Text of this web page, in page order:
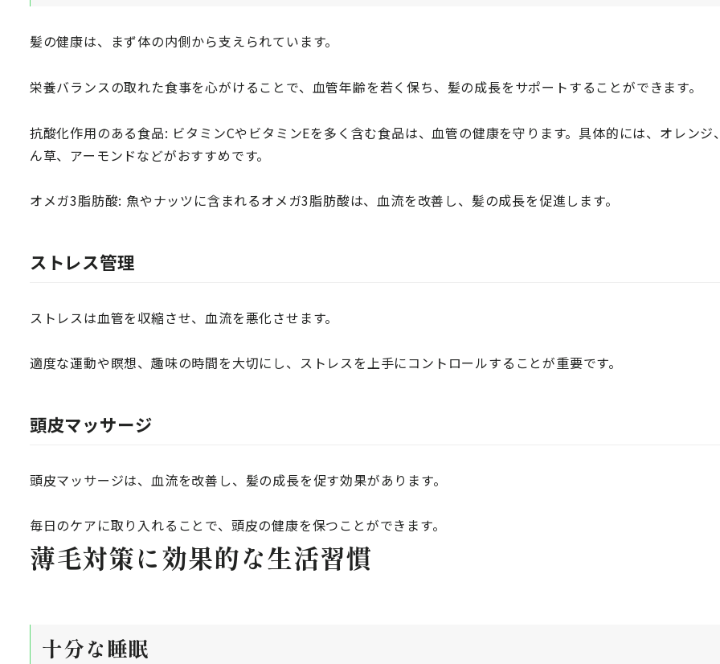
髪の健康は、まず体の内側から支えられています。
栄養バランスの取れた食事を心がけることで、血管年齢を若く保ち、髪の成長をサポートすることができます。
抗酸化作用のある食品: ビタミンCやビタミンEを多く含む食品は、血管の健康を守ります。具体的には、オレンジ
ん草、アーモンドなどがおすすめです。
オメガ3脂肪酸: 魚やナッツに含まれるオメガ3脂肪酸は、血流を改善し、髪の成長を促進します。
ストレス管理
ストレスは血管を収縮させ、血流を悪化させます。
適度な運動や瞑想、趣味の時間を大切にし、ストレスを上手にコントロールすることが重要です。
頭皮マッサージ
頭皮マッサージは、血流を改善し、髪の成長を促す効果があります。
毎日のケアに取り入れることで、頭皮の健康を保つことができます。
薄毛対策に効果的な生活習慣
十分な睡眠